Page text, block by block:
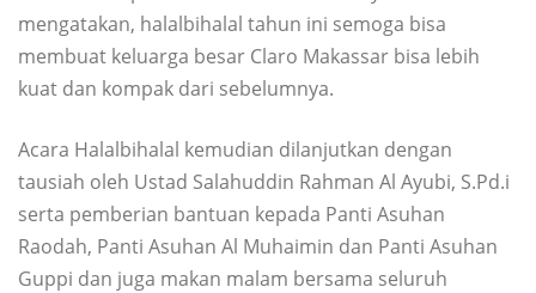
mengatakan, halalbihalal tahun ini semoga bisa
membuat keluarga besar Claro Makassar bisa lebih
kuat dan kompak dari sebelumnya.
Acara Halalbihalal kemudian dilanjutkan dengan
tausiah oleh Ustad Salahuddin Rahman Al Ayubi, S.Pd.i
serta pemberian bantuan kepada Panti Asuhan
Raodah, Panti Asuhan Al Muhaimin dan Panti Asuhan
Guppi dan juga makan malam bersama seluruh